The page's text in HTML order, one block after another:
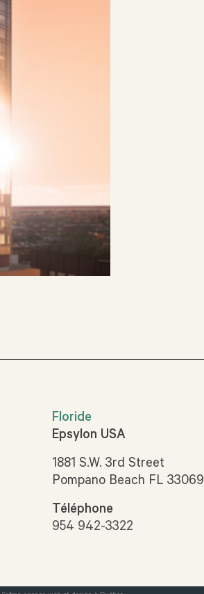
Floride
Epsylon USA
1881 S.W. 3rd Street
Pompano Beach FL 33069
Téléphone
954 942-3322